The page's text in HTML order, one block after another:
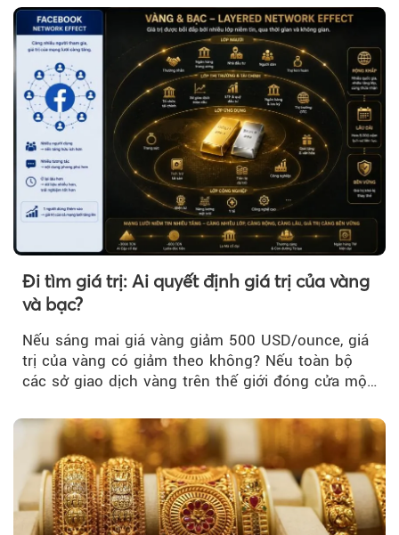
trì trên ngưỡng 4.000 USD/ounce.
Đi tìm giá trị: Ai quyết định giá trị của vàng
và bạc?
Nếu sáng mai giá vàng giảm 500 USD/ounce, giá
trị của vàng có giảm theo không? Nếu toàn bộ
các sở giao dịch vàng trên thế giới đóng cửa một